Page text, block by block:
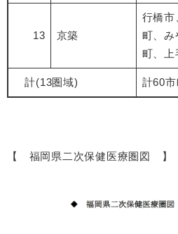
13 京築
行橋市
町、み
町、
計(13圏域) 計60
【 福岡県二次保健医療圏図 】